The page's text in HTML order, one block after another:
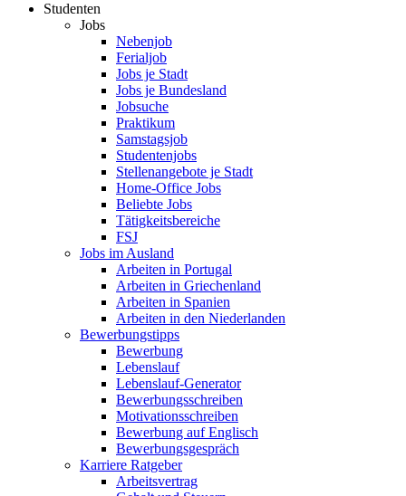
Studenten
Jobs
Nebenjob
Ferialjob
Jobs je Stadt
Jobs je Bundesland
Jobsuche
Praktikum
Samstagsjob
Studentenjobs
Stellenangebote je Stadt
Home-Office Jobs
Beliebte Jobs
Tätigkeitsbereiche
FSJ
Jobs im Ausland
Arbeiten in Portugal
Arbeiten in Griechenland
Arbeiten in Spanien
Arbeiten in den Niederlanden
Bewerbungstipps
Bewerbung
Lebenslauf
Lebenslauf-Generator
Bewerbungsschreiben
Motivationsschreiben
Bewerbung auf Englisch
Bewerbungsgespräch
Karriere Ratgeber
Arbeitsvertrag